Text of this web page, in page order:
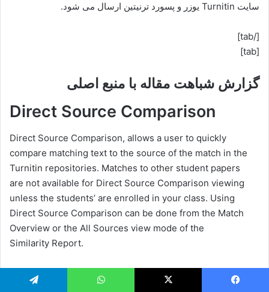
سایت Turnitin یوزر و پسورد ترنیتین ارسال می شود.
[/tab]
[tab]
گزارش شباهت مقاله با منبع اصلی
Direct Source Comparison
Direct Source Comparison, allows a user to quickly
compare matching text to the source of the match in the
Turnitin repositories. Matches to other student papers
are not available for Direct Source Comparison viewing
unless the students’ are enrolled in your class. Using
Direct Source Comparison can be done from the Match
Overview or the All Sources view mode of the
Similarity Report.
Users can either view the Direct Source Comparison as a
glimpse within the paper or as the Full Source Text within